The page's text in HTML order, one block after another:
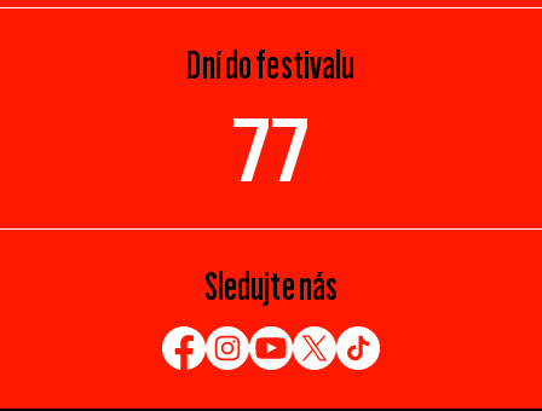
Dní do festivalu
77
Sledujte nás